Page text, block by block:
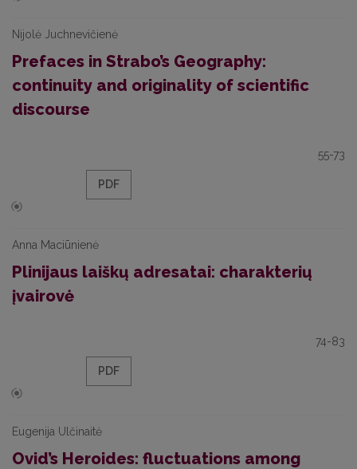
Nijolė Juchnevičienė
Prefaces in Strabo’s Geography:
continuity and originality of scientific
discourse
55-73
PDF
Anna Maciūnienė
Plinijaus laiškų adresatai: charakterių
įvairovė
74-83
PDF
Eugenija Ulčinaitė
Ovid’s Heroides: fluctuations among